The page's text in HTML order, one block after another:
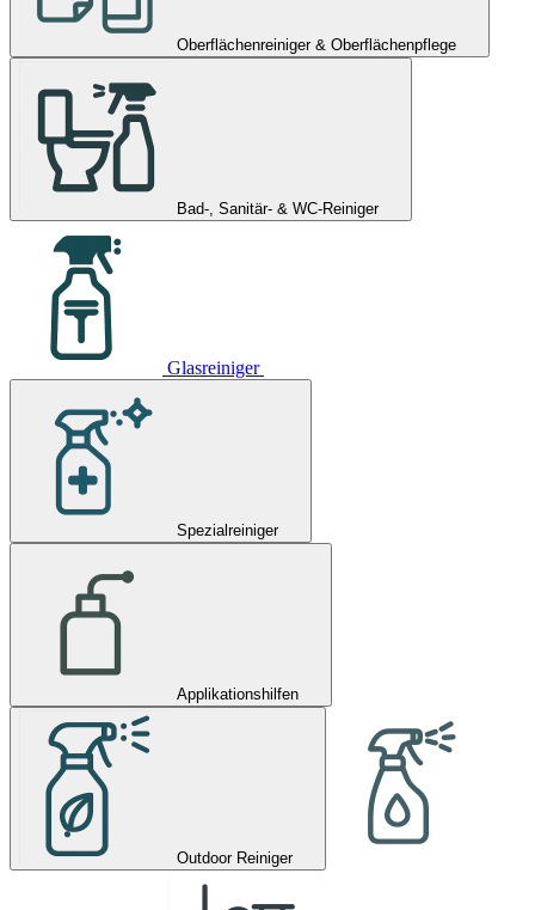
Oberflächenreiniger & Oberflächenpflege
Bad-, Sanitär- & WC-Reiniger
Glasreiniger
Spezialreiniger
Applikationshilfen
Outdoor Reiniger